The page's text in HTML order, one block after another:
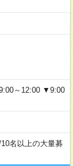
～12:00 ▼9:00
10名以上の大量募